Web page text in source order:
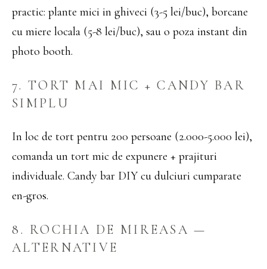
practic: plante mici in ghiveci (3-5 lei/buc), borcane
cu miere locala (5-8 lei/buc), sau o poza instant din
photo booth.
7. TORT MAI MIC + CANDY BAR
SIMPLU
In loc de tort pentru 200 persoane (2.000-5.000 lei),
comanda un tort mic de expunere + prajituri
individuale. Candy bar DIY cu dulciuri cumparate
en-gros.
8. ROCHIA DE MIREASA —
ALTERNATIVE